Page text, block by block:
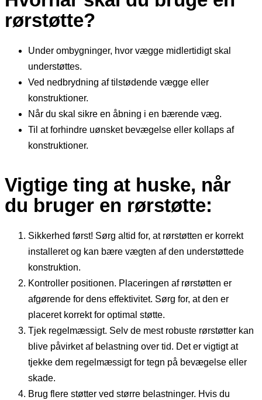
rørstøtte?
Under ombygninger, hvor vægge midlertidigt skal
understøttes.
Ved nedbrydning af tilstødende vægge eller
konstruktioner.
Når du skal sikre en åbning i en bærende væg.
Til at forhindre uønsket bevægelse eller kollaps af
konstruktioner.
Vigtige ting at huske, når
du bruger en rørstøtte:
Sikkerhed først! Sørg altid for, at rørstøtten er korrekt
installeret og kan bære vægten af den understøttede
konstruktion.
Kontroller positionen. Placeringen af rørstøtten er
afgørende for dens effektivitet. Sørg for, at den er
placeret korrekt for optimal støtte.
Tjek regelmæssigt. Selv de mest robuste rørstøtter kan
blive påvirket af belastning over tid. Det er vigtigt at
tjekke dem regelmæssigt for tegn på bevægelse eller
skade.
Brug flere støtter ved større belastninger. Hvis du